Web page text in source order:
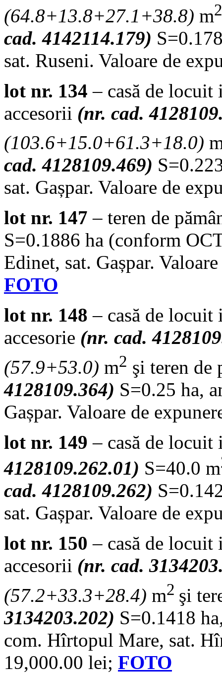
(64.8+13.8+27.1+38.8) m2
cad. 4142114.179)
sat. Ruseni. Valoare de
lot nr. 134 – casă de
accesorii (nr. cad.
(103.6+15.0+61.3+18.0)
cad. 4128109.469)
sat. Gașpar. Valoare de
lot nr. 147 – teren de
S=0.1886 ha (conform
Edinet, sat. Gașpar.
FOTO
lot nr. 148 – casă de
accesorie (nr. cad.
(57.9+53.0) m2 şi teren de
4128109.364) S=0.25 ha,
Gașpar. Valoare de
lot nr. 149 – casă de
4128109.262.01) S=40.0 m
cad. 4128109.262)
sat. Gașpar. Valoare de
lot nr. 150 – casă de
accesorii (nr. cad.
(57.2+33.3+28.4) m2 şi
3134203.202) S=0.1418
com. Hîrtopul Mare, sat.
19,000.00 lei; FOTO